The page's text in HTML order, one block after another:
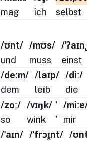
mag
ich
selbst
/ʊnt/
und
/mʊs/
muss
/
einst
/deːm/
dem
/laɪp/
leib
/diː/
die
/zoː/
so
/vɪŋk/
wink
'
'
/
mir
/ˈaɪn/ /ˈfrɔɪ̯nt/ /